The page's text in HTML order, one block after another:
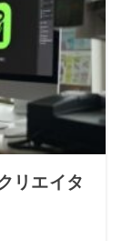
リエイタ